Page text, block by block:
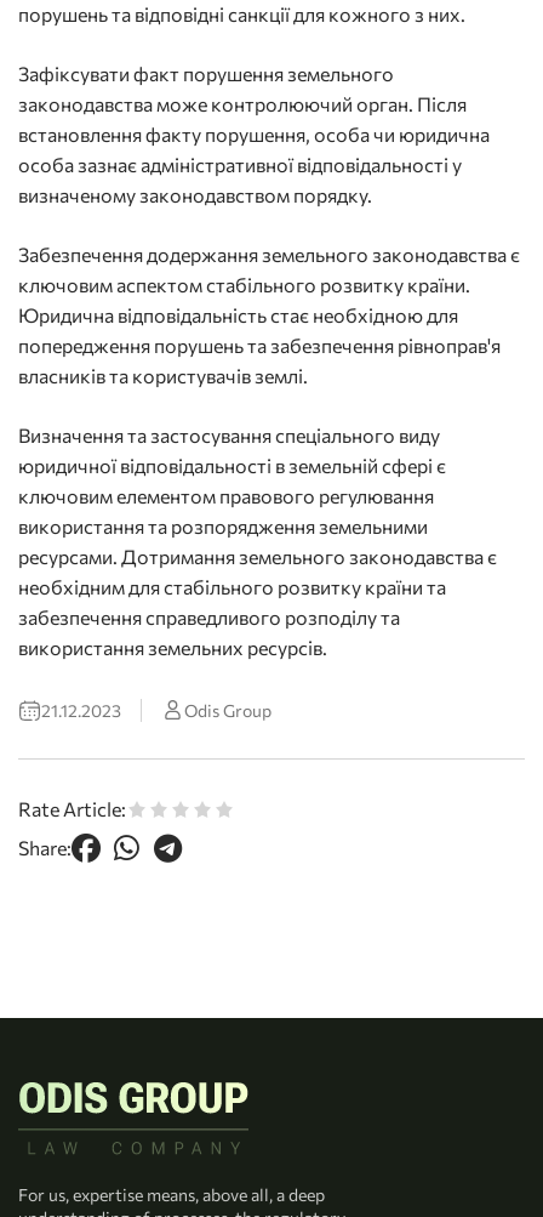
порушень та відповідні санкції для кожного з них.
Зафіксувати факт порушення земельного
законодавства може контролюючий орган. Після
встановлення факту порушення, особа чи юридична
особа зазнає адміністративної відповідальності у
визначеному законодавством порядку.
Забезпечення додержання земельного законодавства є
ключовим аспектом стабільного розвитку країни.
Юридична відповідальність стає необхідною для
попередження порушень та забезпечення рівноправ'я
власників та користувачів землі.
Визначення та застосування спеціального виду
юридичної відповідальності в земельній сфері є
ключовим елементом правового регулювання
використання та розпорядження земельними
ресурсами. Дотримання земельного законодавства є
необхідним для стабільного розвитку країни та
забезпечення справедливого розподілу та
використання земельних ресурсів.
21.12.2023 Odis Group
Rate Article:
Share:
For us, expertise means, above all, a deep